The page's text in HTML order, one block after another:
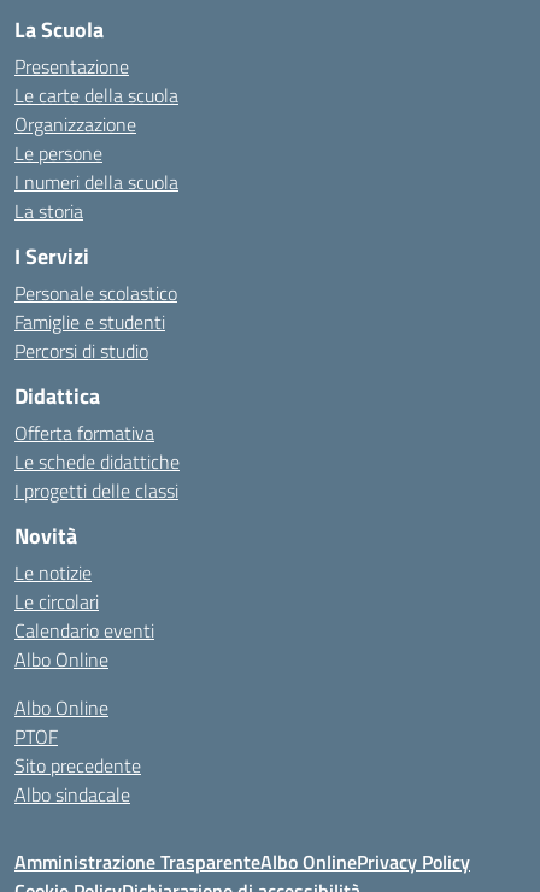
La Scuola
Presentazione
Le carte della scuola
Organizzazione
Le persone
I numeri della scuola
La storia
I Servizi
Personale scolastico
Famiglie e studenti
Percorsi di studio
Didattica
Offerta formativa
Le schede didattiche
I progetti delle classi
Novità
Le notizie
Le circolari
Calendario eventi
Albo Online
Albo Online
PTOF
Sito precedente
Albo sindacale
Amministrazione TrasparenteAlbo OnlinePrivacy Policy